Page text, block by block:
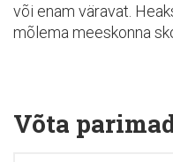
või enam väravat.
mõlema meeskonna
Võta